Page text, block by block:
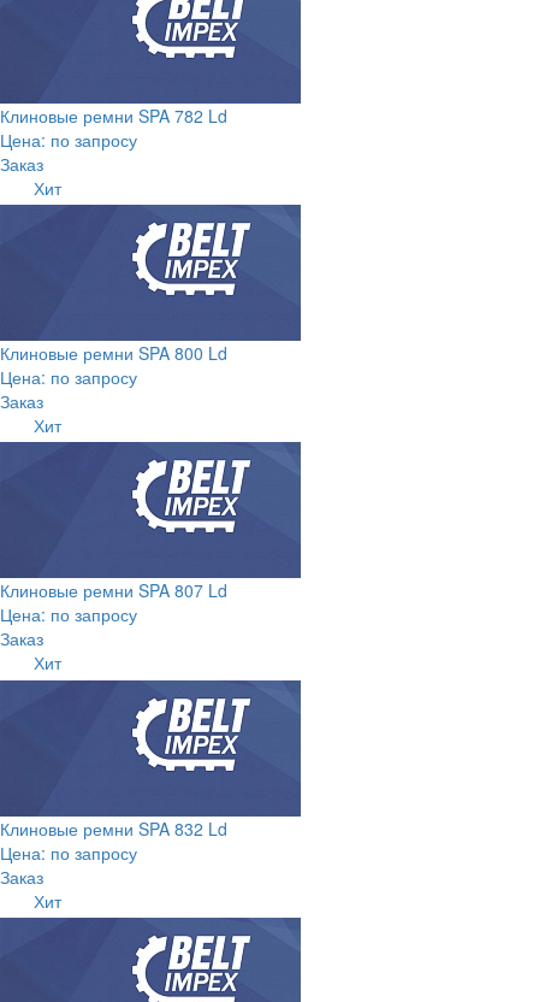
Клиновые ремни SPA 782 Ld
Цена: по запросу
Заказ
Хит
Клиновые ремни SPA 800 Ld
Цена: по запросу
Заказ
Хит
Клиновые ремни SPA 807 Ld
Цена: по запросу
Заказ
Хит
Клиновые ремни SPA 832 Ld
Цена: по запросу
Заказ
Хит